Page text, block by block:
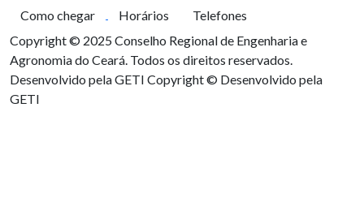
Como chegar
Horários
Telefones
Copyright © 2025 Conselho Regional de Engenharia e
Agronomia do Ceará. Todos os direitos reservados.
Desenvolvido pela GETI Copyright © Desenvolvido pela
GETI